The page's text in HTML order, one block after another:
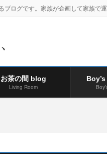
ログです。家族が企画して家族で運
お茶の間 blog
Living Room